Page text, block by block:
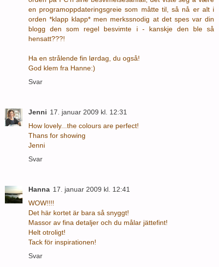
en programoppdateringsgreie som måtte til, så nå er alt i
orden *klapp klapp* men merkssnodig at det spes var din
blogg den som regel besvimte i - kanskje den ble så
hensatt???!
Ha en strålende fin lørdag, du også!
God klem fra Hanne:)
Svar
Jenni 17. januar 2009 kl. 12:31
How lovely...the colours are perfect!
Thans for showing
Jenni
Svar
Hanna 17. januar 2009 kl. 12:41
WOW!!!!
Det här kortet är bara så snyggt!
Massor av fina detaljer och du målar jättefint!
Helt otroligt!
Tack för inspirationen!
Svar